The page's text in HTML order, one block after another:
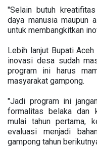
"Selain butuh
daya manusia maupun
untuk membangkitkan
Lebih lanjut Bupati
inovasi desa sudah
program ini harus
masyarakat gampong.
"Jadi program ini
formalitas belaka dan
mulai tahun pertama,
evaluasi menjadi
gampong tahun